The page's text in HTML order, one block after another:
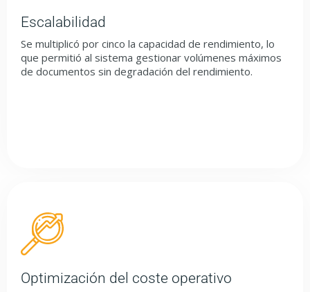
Escalabilidad
Se multiplicó por cinco la capacidad de rendimiento, lo
que permitió al sistema gestionar volúmenes máximos
de documentos sin degradación del rendimiento.
Optimización del coste operativo